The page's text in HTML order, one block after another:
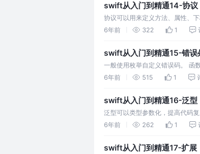
swift从入门到精通14-协议
协议可以用来定义方法、属性、
必须实现。 为了保证通用，协议
6年前 322 1
swift从入门到精通15-错误
一般使用枚举自定义错误码。
catch来捕捉错误。 如果这一层
6年前 515 1
swift从入门到精通16-泛型
泛型可以类型参数化，提高代码
字来声明一个不透明类型，来限制
6年前 262 1
swift从入门到精通17-扩展